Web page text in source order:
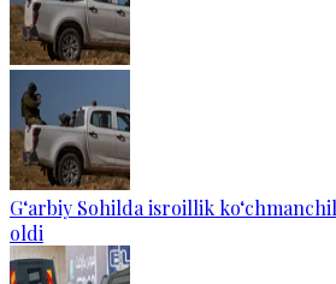
G‘arbiy Sohilda isroillik
oldi